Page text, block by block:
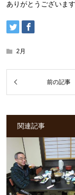
ありがとうございます
2月
関連記事